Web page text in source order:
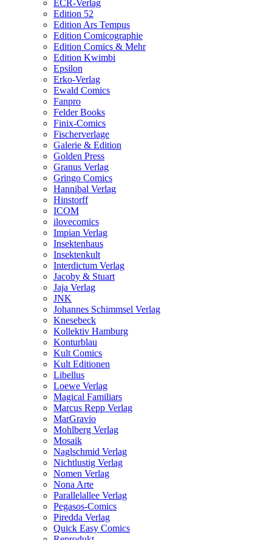
ECR-Verlag
Edition 52
Edition Ars Tempus
Edition Comicographie
Edition Comics & Mehr
Edition Kwimbi
Epsilon
Erko-Verlag
Ewald Comics
Fanpro
Felder Books
Finix-Comics
Fischerverlage
Galerie & Edition
Golden Press
Granus Verlag
Gringo Comics
Hannibal Verlag
Hinstorff
ICOM
ilovecomics
Impian Verlag
Insektenhaus
Insektenkult
Interdictum Verlag
Jacoby & Stuart
Jaja Verlag
JNK
Johannes Schimmsel Verlag
Knesebeck
Kollektiv Hamburg
Konturblau
Kult Comics
Kult Editionen
Libellus
Loewe Verlag
Magical Familiars
Marcus Repp Verlag
MarGravio
Mohlberg Verlag
Mosaik
Naglschmid Verlag
Nichtlustig Verlag
Nomen Verlag
Nona Arte
Parallelallee Verlag
Pegasos-Comics
Piredda Verlag
Quick Easy Comics